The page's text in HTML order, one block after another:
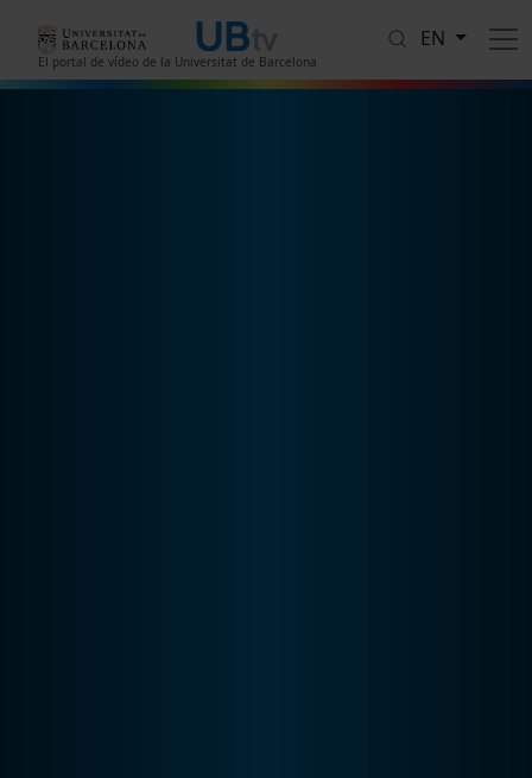
El portal de vídeo de la Universitat de Barcelona
EN